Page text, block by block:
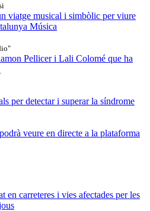
viatge musical i simbòlic per viure
Música
Pellicer i Lali Colomé que ha
per detectar i superar la síndrome
veure en directe a la plataforma
en carreteres i vies afectades per les